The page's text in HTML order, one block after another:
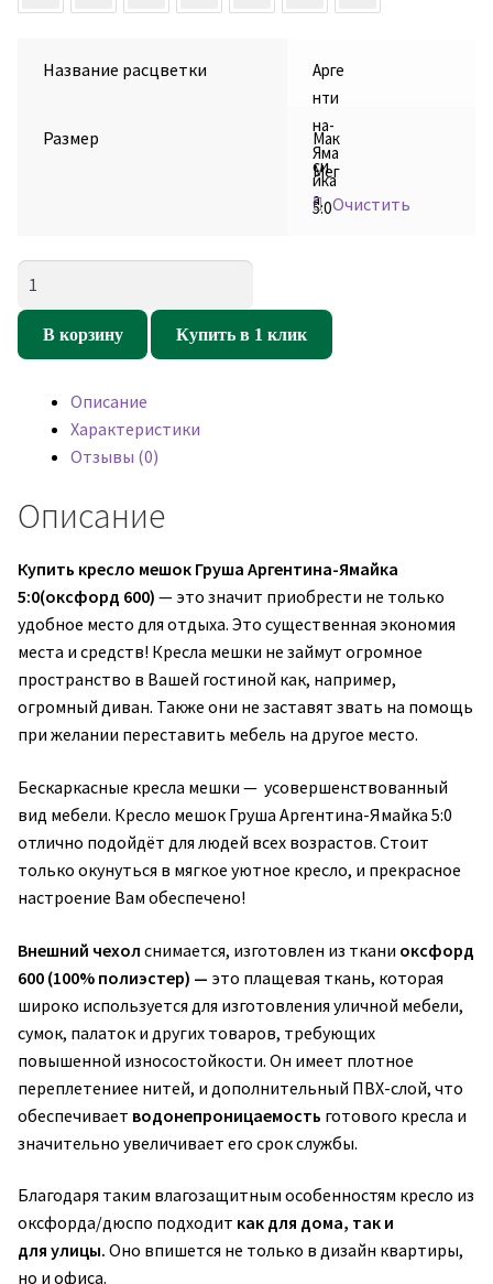
Название расцветки
Арге
нти
на-
Яма
йка
5:0
Размер
Мак
си
Мег
а
Очистить
Кресло
мешок
Аргентина-
Ямайка
Синий
600)
В корзину Купить в 1 клик
Описание
Характеристики
Отзывы (0)
Описание
Купить кресло мешок Груша Аргентина-Ямайка
5:0(оксфорд 600) — это значит приобрести не только
удобное место для отдыха. Это существенная экономия
места и средств! Кресла мешки не займут огромное
пространство в Вашей гостиной как, например,
огромный диван. Также они не заставят звать на помощь
при желании переставить мебель на другое место.
Бескаркасные кресла мешки — усовершенствованный
вид мебели. Кресло мешок Груша Аргентина-Ямайка 5:0
отлично подойдёт для людей всех возрастов. Стоит
только окунуться в мягкое уютное кресло, и прекрасное
настроение Вам обеспечено!
Внешний чехол снимается, изготовлен из ткани оксфорд
600 (100% полиэстер) — это плащевая ткань, которая
широко используется для изготовления уличной мебели,
сумок, палаток и других товаров, требующих
повышенной износостойкости. Он имеет плотное
переплетениее нитей, и дополнительный ПВХ-слой, что
обеспечивает водонепроницаемость готового кресла и
значительно увеличивает его срок службы.
Благодаря таким влагозащитным особенностям кресло из
оксфорда/дюспо подходит как для дома, так и
для улицы. Оно впишется не только в дизайн квартиры,
но и офиса.